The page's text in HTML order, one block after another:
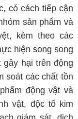
có cách tiếp cận
sản phẩm và
kèm theo các
hiện song song
gây hại trên động
soát các chất tồn
động vật và
vật, độc tố kim